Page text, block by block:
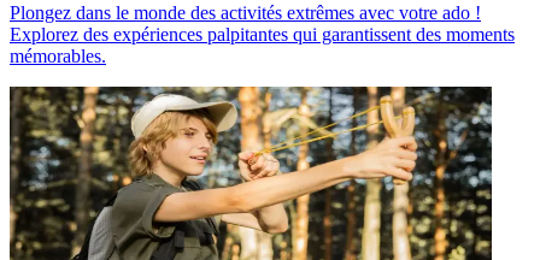
Plongez dans le monde des activités extrêmes avec votre ado !
Explorez des expériences palpitantes qui garantissent des moments
mémorables.